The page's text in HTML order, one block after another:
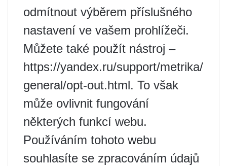
odmítnout výběrem příslušného
nastavení ve vašem prohlížeči.
Můžete také použít nástroj –
https://yandex.ru/support/metrika/
general/opt-out.html. To však
může ovlivnit fungování
některých funkcí webu.
Používáním tohoto webu
souhlasíte se zpracováním údajů